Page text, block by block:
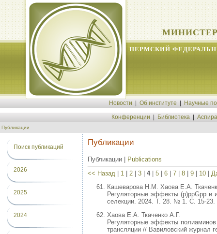
ПЕРМСКИЙ
Новости Об институте Научные
Конференции Библиотека
Публикации
Поиск публикаций
2026
2025
2024
Публикации
Публикации | Publications
<< Назад
1 2 3 4| 5 6 7 8 9 10
Кашеварова Н.М. Хаова Е.А.
Регуляторные эффекты (p)ppGpp и
селекции. 2024. Т. 28. № 1. С. 15-23.
Хаова Е.А. Ткаченко А.Г.
Регуляторные эффекты
трансляции // Вавиловский журнал